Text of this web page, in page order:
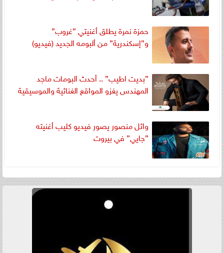
حمزة نمرة يطلق أغنيتي ”غروب”
و”إسكندرية” من ألبومه الجديد (فيديو)
”بديت اطيب” .. أحدث البومات ماجد
المهندس يغزو المواقع الغنائية والموسيقية
وائل منصور يصور فيديو كليب أغنيته
”جايي” في بيروت